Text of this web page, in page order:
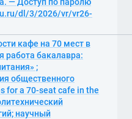
dl/3/2026/vr/vr26-
кафе на 70 мест в
работа бакалавра:
;
общественного
for a 70-seat cafe in the
научный